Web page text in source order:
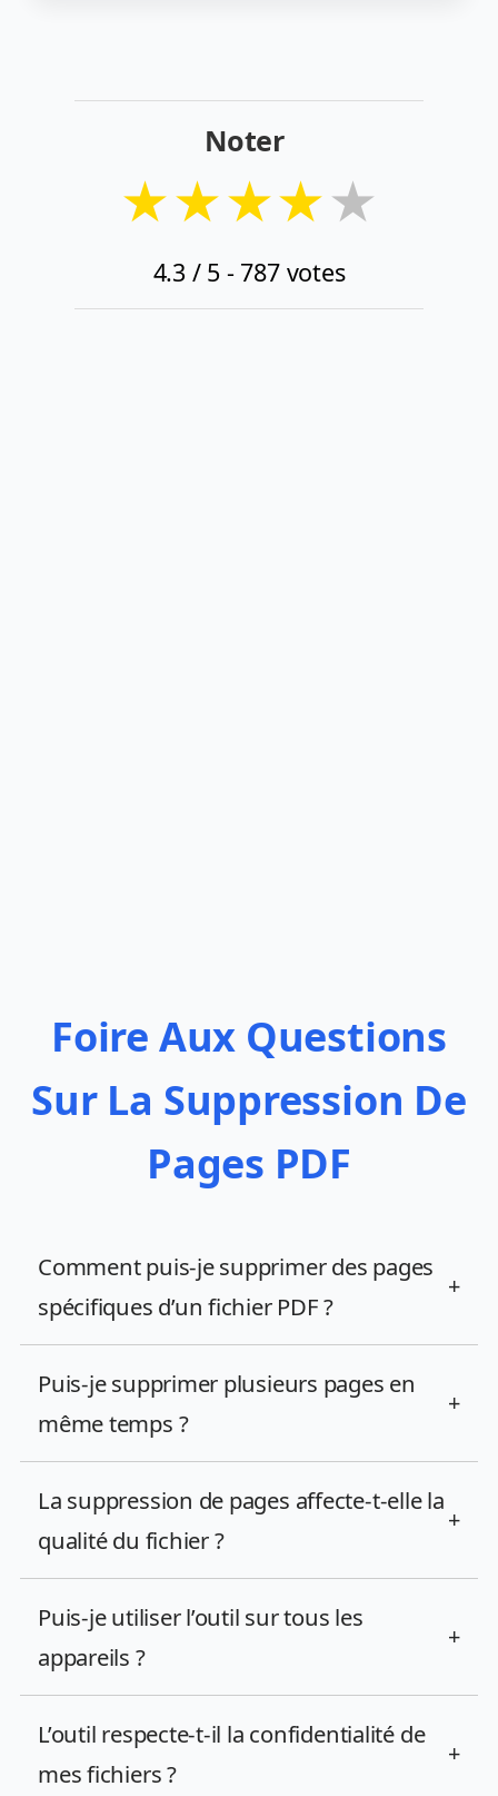
Noter
★★★★★
4.3 / 5 - 787 votes
Foire Aux Questions
Sur La Suppression De
Pages PDF
Comment puis-je supprimer des pages
spécifiques d’un fichier PDF ?
+
Puis-je supprimer plusieurs pages en
même temps ?
+
La suppression de pages affecte-t-elle la
qualité du fichier ?
+
Puis-je utiliser l’outil sur tous les
appareils ?
+
L’outil respecte-t-il la confidentialité de
mes fichiers ?
+